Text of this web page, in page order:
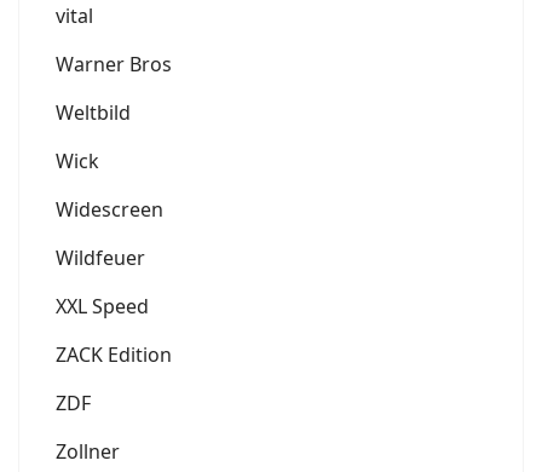
vital
Warner Bros
Weltbild
Wick
Widescreen
Wildfeuer
XXL Speed
ZACK Edition
ZDF
Zollner